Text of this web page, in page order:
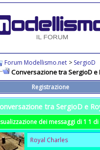
Forum Modellismo.net > SergioD
Conversazione tra SergioD e
Registrazione
tra SergioD e
dei messaggi di 1 1 di
Royal Charles